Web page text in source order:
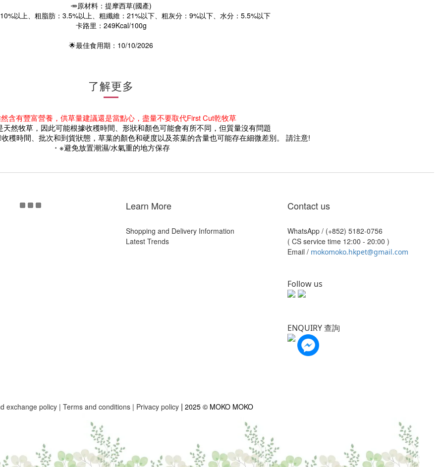
🥕原材料： 提摩西草(國產)
以上、粗脂肪：3.5%以上、粗纖維：21%以下、粗灰分：9%以下、水分：5.5%以下
卡路里：249Kcal/100g
🌟最佳食用期：10/10/2026
了解更多
含有豐富營養， 供草量建議還是當點心，盡量不要取代First Cut乾牧草
天然牧草，因此可能根據收穫時間、 形狀和顏色可能會有所不同， 但質量沒有問題
穫時間、批次和到貨狀態，草葉的顏色和硬度以及茶葉的含量也可能存在細微差別。 請注意!
・※避免放置潮濕/水氣重的地方保存
Learn More
Shopping and Delivery Information
Latest Trends
Contact us
WhatsApp / (+852) 5182-0756
( CS service time 12:00 - 20:00 )
Email / mokomoko.hkpet@gmail.com
Follow us
ENQUIRY 查詢
exchange policy | Terms and conditions| Privacy policy | 2025 © MOKO MOKO